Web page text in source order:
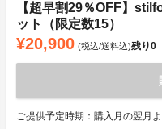
【超早割29％OFF】
ット（限定数15）
¥20,900 (税込/送料込)残り0
ご提供予定時期：購入月の翌月